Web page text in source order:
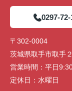
0297-72-
〒302-0004
茨城県取手市取手
営業時間： 平日
定休日： 水曜日